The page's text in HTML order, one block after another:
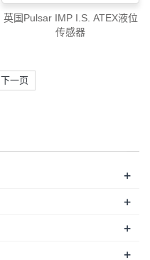
英国Pulsar IMP I.S. ATEX液位
传感器
下一页
+
+
+
+